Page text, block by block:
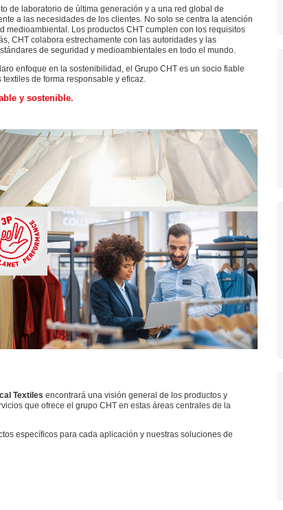
de laboratorio de última generación y a una red global de
a las necesidades de los clientes. No solo se centra la atención
Los productos CHT cumplen con los requisitos
CHT colabora estrechamente con las autoridades y las
de seguridad y medioambientales en todo el mundo.
enfoque en la sostenibilidad, el Grupo CHT es un socio fiable
de forma responsable y eficaz.
y sostenible.
Textiles encontrará una visión general de los productos y
que ofrece el grupo CHT en estas áreas centrales de la
específicos para cada aplicación y nuestras soluciones de